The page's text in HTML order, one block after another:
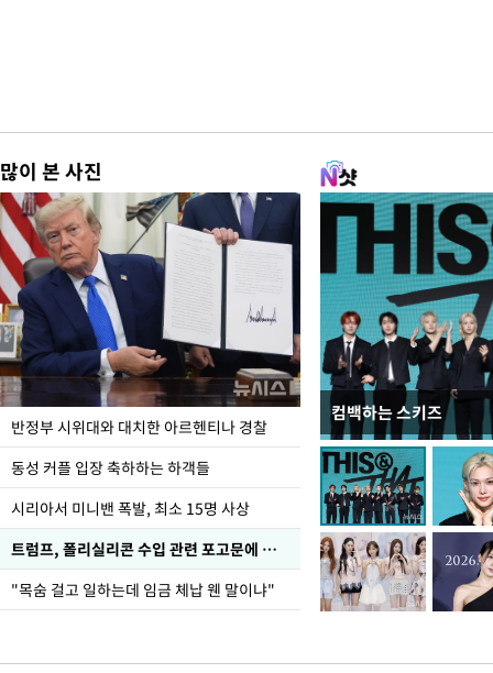
많이 본 사진
반정부 시위대와 대치한 아르헨티나 경찰
동성 커플 입장 축하하는 하객들
시리아서 미니밴 폭발, 최소 15명 사상
트럼프, 폴리실리콘 수입 관련 포고문에 서명
"목숨 걸고 일하는데 임금 체납 웬 말이냐"
컴백하는 스키즈
입추 코앞인데 전국엔